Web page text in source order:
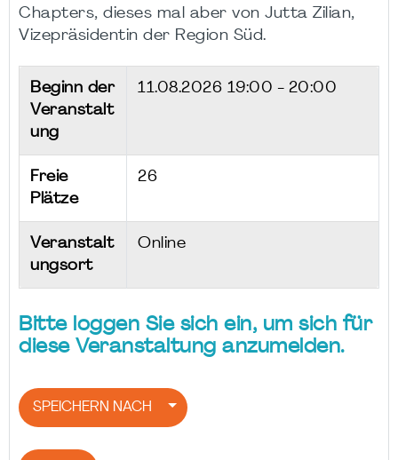
Chapters, dieses mal aber von Jutta Zilian,
Vizepräsidentin der Region Süd.
Beginn der
Veranstalt
ung
11.08.2026 19:00 - 20:00
Freie
Plätze
26
Veranstalt
ungsort
Online
Bitte loggen Sie sich ein, um sich für
diese Veranstaltung anzumelden.
SPEICHERN NACH